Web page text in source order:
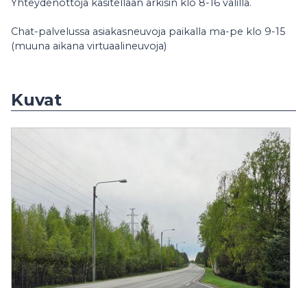
Yhteydenottoja käsitellään arkisin klo 8-16 välillä.
Chat-palvelussa asiakasneuvoja paikalla ma-pe klo 9-15
(muuna aikana virtuaalineuvoja)
Kuvat